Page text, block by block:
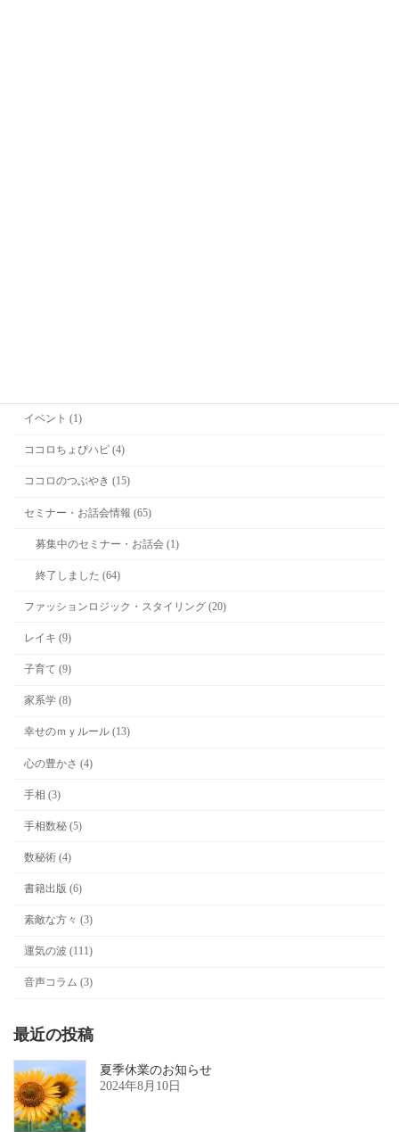
イベント (1)
ココロちょぴハピ (4)
ココロのつぶやき (15)
セミナー・お話会情報 (65)
募集中のセミナー・お話会 (1)
終了しました (64)
ファッションロジック・スタイリング (20)
レイキ (9)
子育て (9)
家系学 (8)
幸せのｍｙルール (13)
心の豊かさ (4)
手相 (3)
手相数秘 (5)
数秘術 (4)
書籍出版 (6)
素敵な方々 (3)
運気の波 (111)
音声コラム (3)
最近の投稿
夏季休業のお知らせ
2024年8月10日